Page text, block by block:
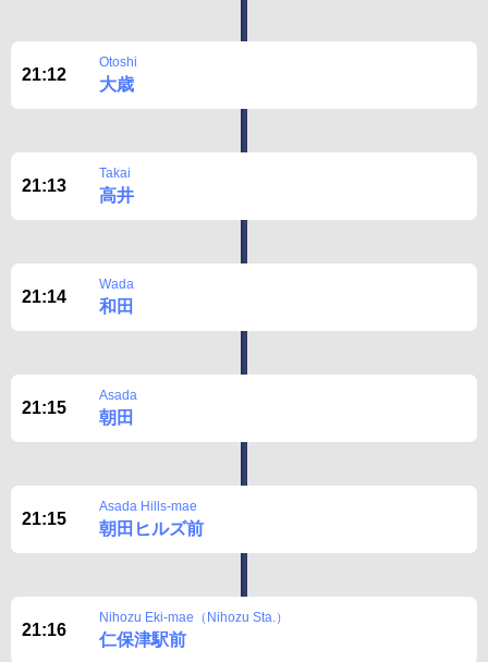
21:12
Otoshi
大歳
21:13
Takai
高井
21:14
Wada
和田
21:15
Asada
朝田
21:15
Asada Hills-mae
朝田ヒルズ前
21:16
Nihozu Eki-mae（Nihozu Sta.）
仁保津駅前